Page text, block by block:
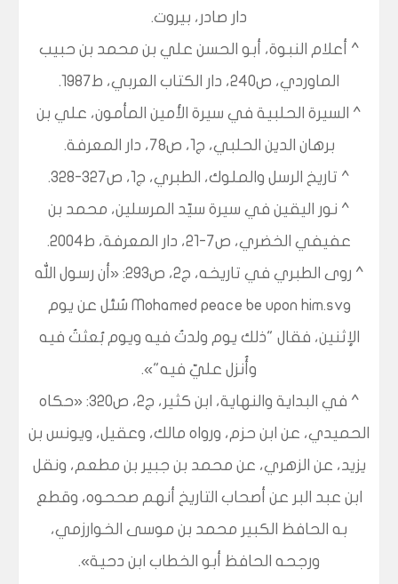
دار صادر، بيروت.
^ أعلام النبوة، أبو الحسن علي بن محمد بن حبيب
الماوردي، ص240، دار الكتاب العربي، ط1987.
^ السيرة الحلبية في سيرة الأمين المأمون، علي بن
برهان الدين الحلبي، ج1، ص78، دار المعرفة.
^ تاريخ الرسل والملوك، الطبري، ج1، ص327-328.
^ نور اليقين في سيرة سيّد المرسلين، محمد بن
عفيفي الخضري، ص7-21، دار المعرفة، ط2004.
^ روى الطبري في تاريخه، ج2، ص293: «أن رسول الله
Mohamed peace be upon him.svg سُئل عن يوم
الإثنين، فقال "ذلك يوم ولدتُ فيه ويوم بُعثتُ فيه
وأُنزل عليّ فيه"».
^ في البداية والنهاية، ابن كثير، ج2، ص320: «حكاه
الحميدي، عن ابن حزم، ورواه مالك، وعقيل، ويونس بن
يزيد، عن الزهري، عن محمد بن جبير بن مطعم، ونقل
ابن عبد البر عن أصحاب التاريخ أنهم صححوه، وقطع
به الحافظ الكبير محمد بن موسى الخوارزمي،
ورجحه الحافظ أبو الخطاب ابن دحية».